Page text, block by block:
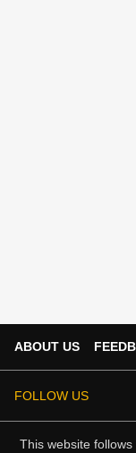
ABOUT US
FOLLOW US
This website follows